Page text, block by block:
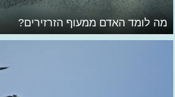
מה לומד האדם ממעוף הזרזירים?